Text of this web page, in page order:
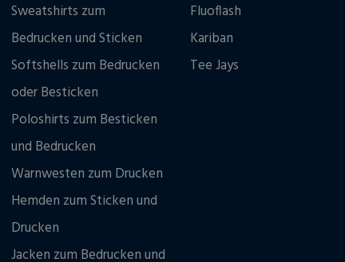
Sweatshirts zum
Bedrucken und Sticken
Softshells zum Bedrucken
oder Besticken
Poloshirts zum Besticken
und Bedrucken
Warnwesten zum Drucken
Hemden zum Sticken und
Drucken
Jacken zum Bedrucken und
Fluoflash
Kariban
Tee Jays